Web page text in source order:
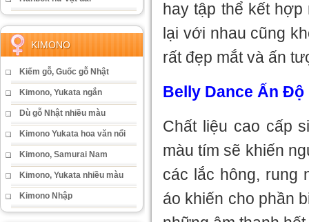
KIMONO
Kiếm gỗ, Guốc gỗ Nhật
Kimono, Yukata ngắn
Dù gỗ Nhật nhiều màu
Kimono Yukata hoa văn nổi
Kimono, Samurai Nam
Kimono, Yukata nhiều màu
Kimono Nhập
hay tập thể kết
lại với nhau cũng
rất đẹp mắt và ấn
Belly Dance Ấn Độ
Chất liệu cao cấp
màu tím sẽ khiến
các lắc hông, rung
áo khiến cho phần